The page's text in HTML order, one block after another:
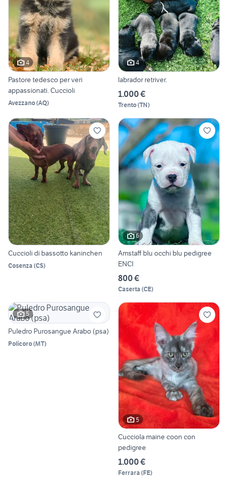
4
Pastore tedesco per veri
appassionati. Cuccioli
Avezzano(AQ)
4
labrador retriver.
1.000 €
Trento(TN)
Cuccioli di bassotto kaninchen
Cosenza (CS)
6
Amstaff blu occhi blu pedigree
ENCI
800 €
Caserta (CE)
5
Puledro Purosangue Arabo (psa)
Policoro(MT)
5
Cucciola maine coon con
pedigree
1.000 €
Ferrara (FE)